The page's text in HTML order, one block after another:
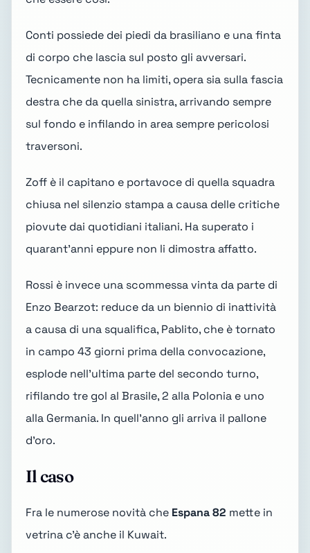
Conti possiede dei piedi da brasiliano e una finta
di corpo che lascia sul posto gli avversari.
Tecnicamente non ha limiti, opera sia sulla fascia
destra che da quella sinistra, arrivando sempre
sul fondo e infilando in area sempre pericolosi
traversoni.
Zoff è il capitano e portavoce di quella squadra
chiusa nel silenzio stampa a causa delle critiche
piovute dai quotidiani italiani. Ha superato i
quarant'anni eppure non li dimostra affatto.
Rossi è invece una scommessa vinta da parte di
Enzo Bearzot: reduce da un biennio di inattività
a causa di una squalifica, Pablito, che è tornato
in campo 43 giorni prima della convocazione,
esplode nell'ultima parte del secondo turno,
rifilando tre gol al Brasile, 2 alla Polonia e uno
alla Germania. In quell'anno gli arriva il pallone
d'oro.
Il caso
Fra le numerose novità che Espana 82 mette in
vetrina c'è anche il Kuwait.